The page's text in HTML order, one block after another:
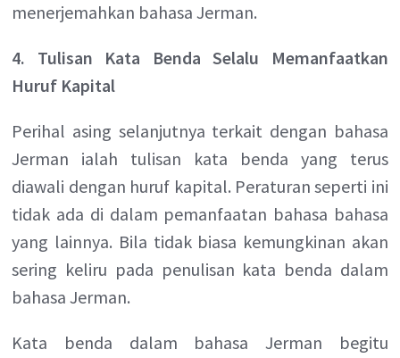
menerjemahkan bahasa Jerman.
4. Tulisan Kata Benda Selalu Memanfaatkan
Huruf Kapital
Perihal asing selanjutnya terkait dengan bahasa
Jerman ialah tulisan kata benda yang terus
diawali dengan huruf kapital. Peraturan seperti ini
tidak ada di dalam pemanfaatan bahasa bahasa
yang lainnya. Bila tidak biasa kemungkinan akan
sering keliru pada penulisan kata benda dalam
bahasa Jerman.
Kata benda dalam bahasa Jerman begitu